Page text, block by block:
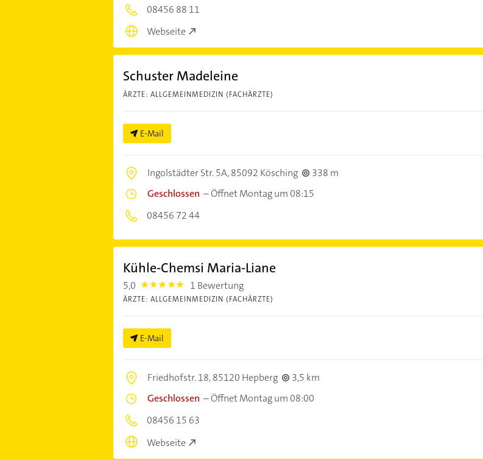
08456 88 11
Webseite
Schuster Madeleine
ÄRZTE: ALLGEMEINMEDIZIN (FACHÄRZTE)
E-Mail
Ingolstädter Str. 5A,85092 Kösching
338 m
Geschlossen –Öffnet Montag um 08:15
08456 72 44
Kühle-Chemsi Maria-Liane
5,0 5.0 1 Bewertung
ÄRZTE: ALLGEMEINMEDIZIN (FACHÄRZTE)
E-Mail
Friedhofstr. 18,85120 Hepberg
3,5 km
Geschlossen –Öffnet Montag um 08:00
08456 15 63
Webseite